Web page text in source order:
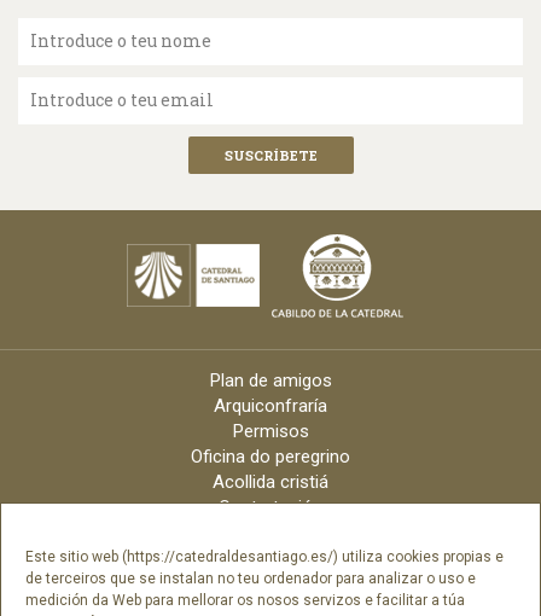
Este sitio web (https://catedraldesantiago.es/) utiliza cookies propias e
de terceiros que se instalan no teu ordenador para analizar o uso e
medición da Web para mellorar os nosos servizos e facilitar a túa
Introduce o teu nome
Introduce o teu email
Plan de amigos
Arquiconfraría
Permisos
Oficina do peregrino
Acollida cristiá
Contratación
Arquidiócese
Créditos
Catálogo Dixital